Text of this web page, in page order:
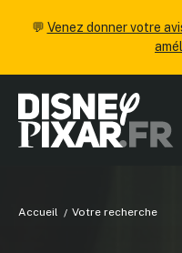
💬 Venez donner votre
Accueil Votre recherche